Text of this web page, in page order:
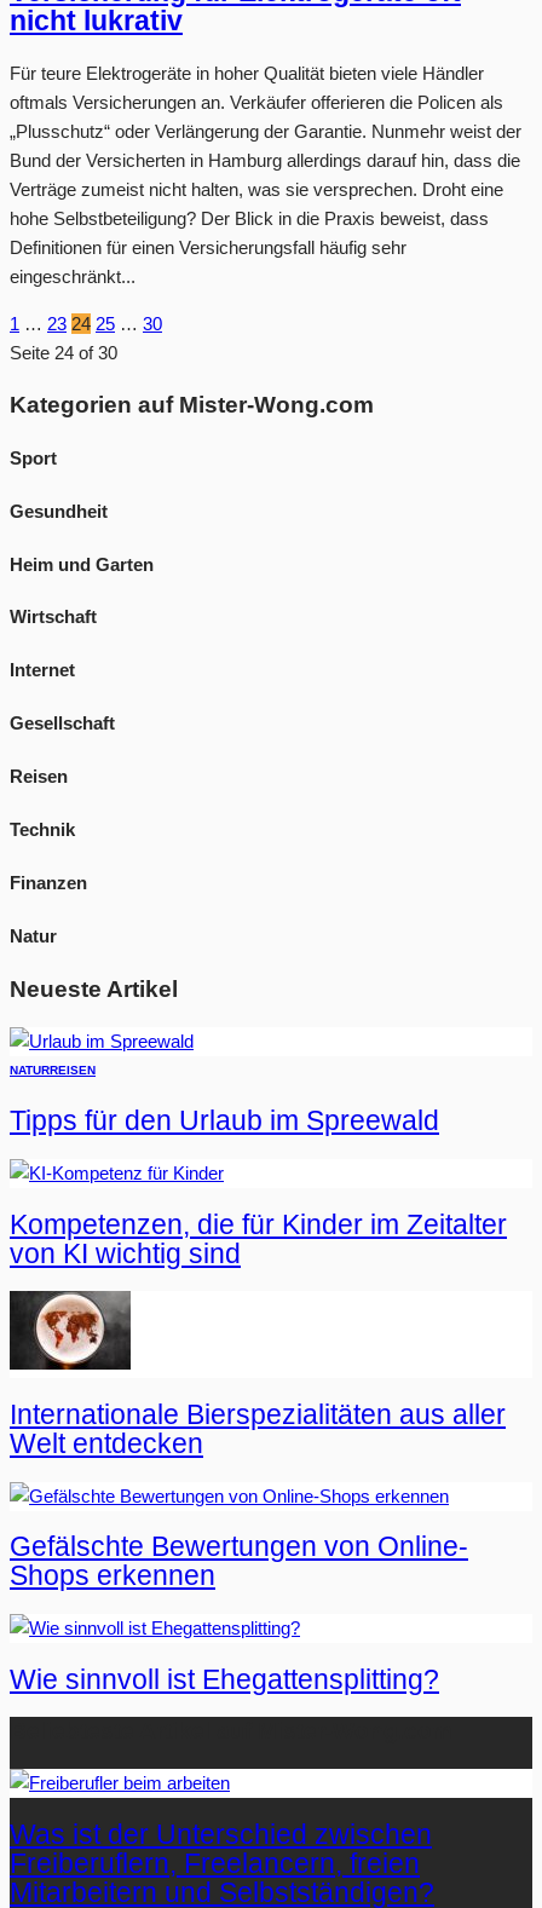
nicht lukrativ
Für teure Elektrogeräte in hoher Qualität bieten viele Händler
oftmals Versicherungen an. Verkäufer offerieren die Policen als
„Plusschutz“ oder Verlängerung der Garantie. Nunmehr weist der
Bund der Versicherten in Hamburg allerdings darauf hin, dass die
Verträge zumeist nicht halten, was sie versprechen. Droht eine
hohe Selbstbeteiligung? Der Blick in die Praxis beweist, dass
Definitionen für einen Versicherungsfall häufig sehr
eingeschränkt...
1 … 23 24 25 … 30
Seite 24 of 30
Kategorien auf Mister-Wong.com
Sport
Gesundheit
Heim und Garten
Wirtschaft
Internet
Gesellschaft
Reisen
Technik
Finanzen
Natur
Neueste Artikel
NATURREISEN
Tipps für den Urlaub im Spreewald
Kompetenzen, die für Kinder im Zeitalter
von KI wichtig sind
Internationale Bierspezialitäten aus aller
Welt entdecken
Gefälschte Bewertungen von Online-
Shops erkennen
Wie sinnvoll ist Ehegattensplitting?
Was ist der Unterschied zwischen
Freiberuflern, Freelancern, freien
Mitarbeitern und Selbstständigen?